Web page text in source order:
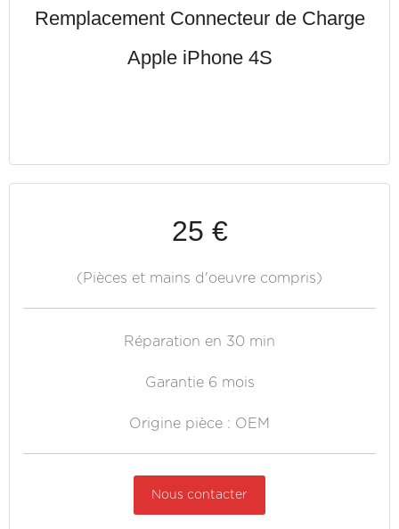
Remplacement Connecteur de Charge
Apple iPhone 4S
25 €
(Pièces et mains d'oeuvre compris)
Réparation en 30 min
Garantie 6 mois
Origine pièce : OEM
Nous contacter